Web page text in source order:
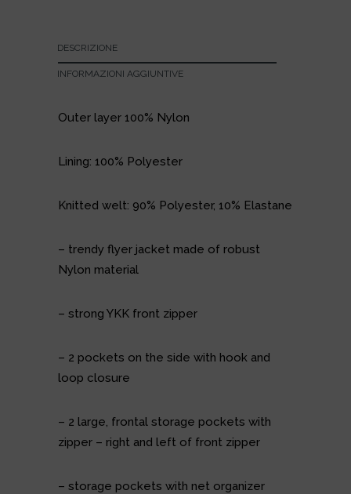
DESCRIZIONE
INFORMAZIONI AGGIUNTIVE
Outer layer 100% Nylon
Lining: 100% Polyester
Knitted welt: 90% Polyester, 10% Elastane
– trendy flyer jacket made of robust
Nylon material
– strong YKK front zipper
– 2 pockets on the side with hook and
loop closure
– 2 large, frontal storage pockets with
zipper – right and left of front zipper
– storage pockets with net organizer